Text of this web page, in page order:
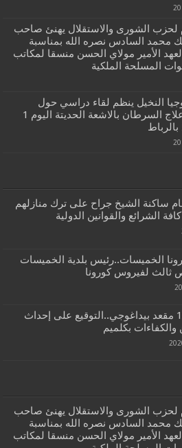
لحزب الشورى والاستقلال يهنئ صاحب
محمد السادس نصره الله بمناسبة
الأمير مولاي الحسن منسقا لمكاتب
المسلحة الملكية
النخيل ينظم لقاء دراسي حول
مستجدات علاج السرطان بالاشعة الحديتة اليوم 1
ساكنة الشيخ جراح على ترك منازلهم
الشرائع والقوانين الدولية
الخميسات..رئيس بلدية الخميسات
لفيروس كورونا
ستوفر 1000 مقعد بيداغوجي..التوقيع على إحداث
والكفاءات بكلميم
لحزب الشورى والاستقلال يهنئ صاحب
محمد السادس نصره الله بمناسبة
الأمير مولاي الحسن منسقا لمكاتب